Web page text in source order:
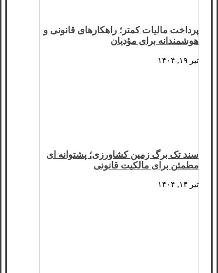
پرداخت مالیات کمتر؛ راهکارهای قانونی و
هوشمندانه برای مؤدیان
تیر ۱۹, ۱۴۰۴
سند تک برگ زمین کشاورزی؛ پشتوانه ای
مطمئن برای مالکیت قانونی
تیر ۱۴, ۱۴۰۴